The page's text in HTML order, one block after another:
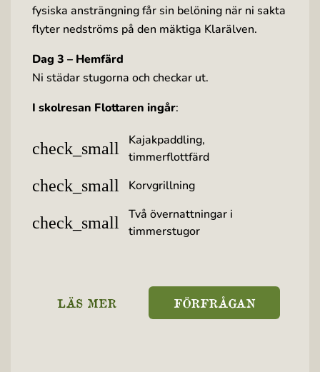
fysiska ansträngning får sin belöning när ni sakta
flyter nedströms på den mäktiga Klarälven.
Dag 3 – Hemfärd
Ni städar stugorna och checkar ut.
I skolresan Flottaren ingår:
check_small
Kajakpaddling,
timmerflottfärd
check_small Korvgrillning
check_small
Två övernattningar i
timmerstugor
LÄS MER FÖRFRÅGAN